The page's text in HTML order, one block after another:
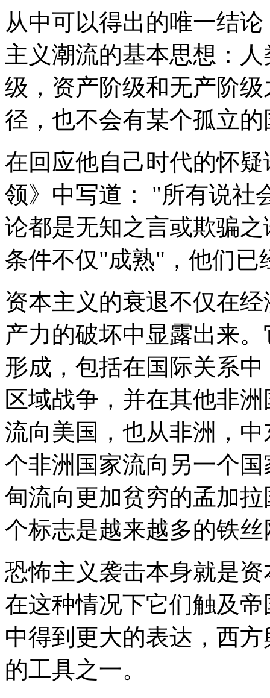
从中可以得出的唯一结
主义潮流的基本思想：
级，资产阶级和无产阶
径，也不会有某个孤立
在回应他自己时代的怀
领》中写道： "所有说社
论都是无知之言或欺骗
条件不仅"成熟"，他们已
资本主义的衰退不仅在
产力的破坏中显露出来
形成，包括在国际关系
区域战争，并在其他非
流向美国，也从非洲，
个非洲国家流向另一个
甸流向更加贫穷的孟加
个标志是越来越多的铁
恐怖主义袭击本身就是
在这种情况下它们触及
中得到更大的表达，西
的工具之一。